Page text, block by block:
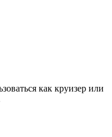
как круизер или